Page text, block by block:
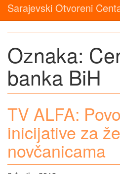
Sarajevski Otvoreni
Oznaka:
banka BiH
TV ALFA:
inicijative za
novčanicama